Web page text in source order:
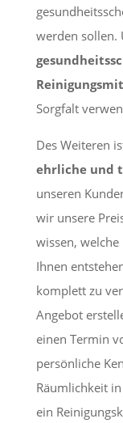
werden sollen.
Sorgfalt
Des Weiteren
ehrliche und
unseren
wir unsere
wissen,
Ihnen
komplett zu
Angebot
einen Termin
persönliche
Räumlichkeit
ein